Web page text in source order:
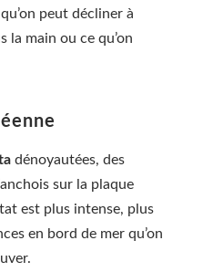
peut décliner à
la main ou ce qu’on
dénoyautées, des
sur la plaque
est plus intense, plus
en bord de mer qu’on